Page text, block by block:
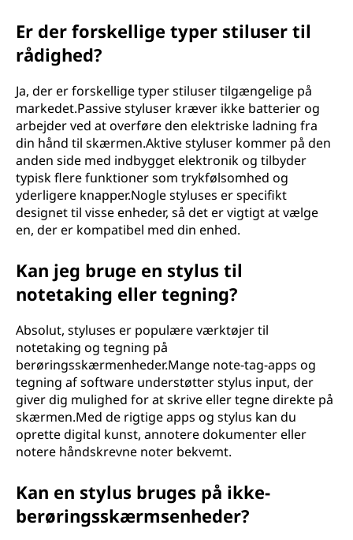
Er der forskellige typer stiluser til
rådighed?
Ja, der er forskellige typer stiluser tilgængelige på
markedet.Passive styluser kræver ikke batterier og
arbejder ved at overføre den elektriske ladning fra
din hånd til skærmen.Aktive styluser kommer på den
anden side med indbygget elektronik og tilbyder
typisk flere funktioner som trykfølsomhed og
yderligere knapper.Nogle styluses er specifikt
designet til visse enheder, så det er vigtigt at vælge
en, der er kompatibel med din enhed.
Kan jeg bruge en stylus til
notetaking eller tegning?
Absolut, styluses er populære værktøjer til
notetaking og tegning på
berøringsskærmenheder.Mange note-tag-apps og
tegning af software understøtter stylus input, der
giver dig mulighed for at skrive eller tegne direkte på
skærmen.Med de rigtige apps og stylus kan du
oprette digital kunst, annotere dokumenter eller
notere håndskrevne noter bekvemt.
Kan en stylus bruges på ikke-
berøringsskærmsenheder?